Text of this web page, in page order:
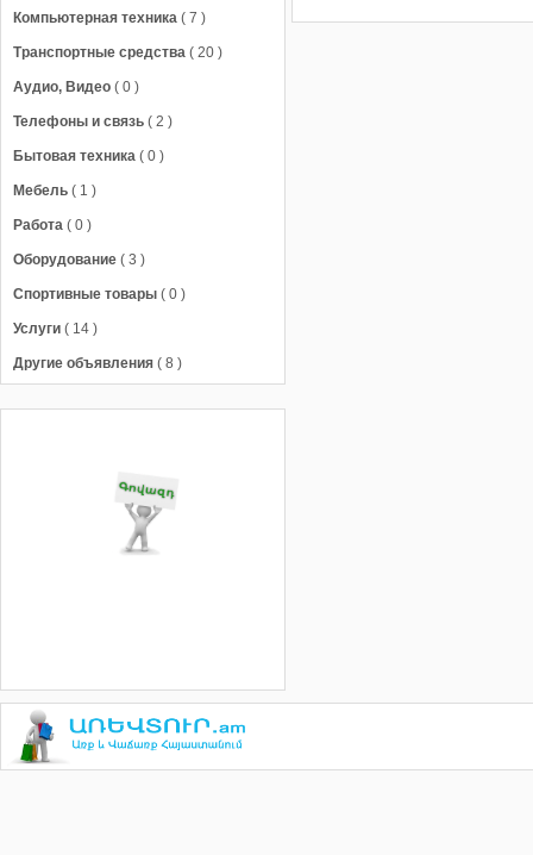
Компьютерная техника ( 7 )
Транспортные средства ( 20 )
Аудио, Видео ( 0 )
Телефоны и связь ( 2 )
Бытовая техника ( 0 )
Мебель ( 1 )
Работа ( 0 )
Оборудование ( 3 )
Спортивные товары ( 0 )
Услуги ( 14 )
Другие объявления ( 8 )